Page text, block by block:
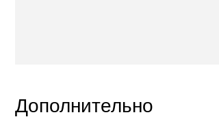
Дополнительно